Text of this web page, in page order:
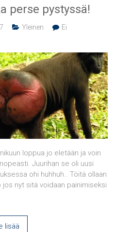
perse pystyssä!
Yleinen
Ei
loppua jo eletään ja voin
Juurihan se oli uusi
ohi huhhuh.. Töitä ollaan
nyt sitä voidaan painimiseksi
lisää